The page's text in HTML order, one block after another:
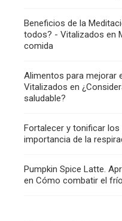
Beneficios de la
todos? - Vitalizados en
comida
Alimentos para mejorar
Vitalizados en
saludable?
Fortalecer y tonificar
importancia de la
Pumpkin Spice Latte.
en Cómo combatir el